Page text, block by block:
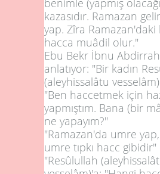
kazasıdır. Ramazan
yap. Zîra
hacca muâdil olur."
Ebu Bekr İbnu
anlatıyor: "Bir kadın
(aleyhissalâtu
"Ben haccetmek için
yapmıştım. Bana (bir
ne yapayım?"
"Ramazan'da umre
umre tıpkı hacc
"Resûlullah